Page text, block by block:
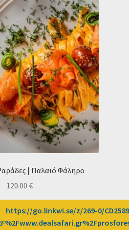
| Παλαιό Φάληρο
120.00 €
https://go.linkwi.se/z/269-0/